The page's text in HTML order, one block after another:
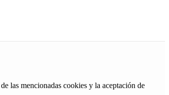
las mencionadas cookies y la aceptación de